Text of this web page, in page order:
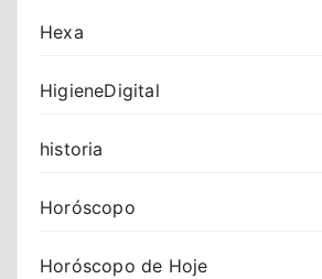
Hexa
HigieneDigital
historia
Horóscopo
Horóscopo de Hoje